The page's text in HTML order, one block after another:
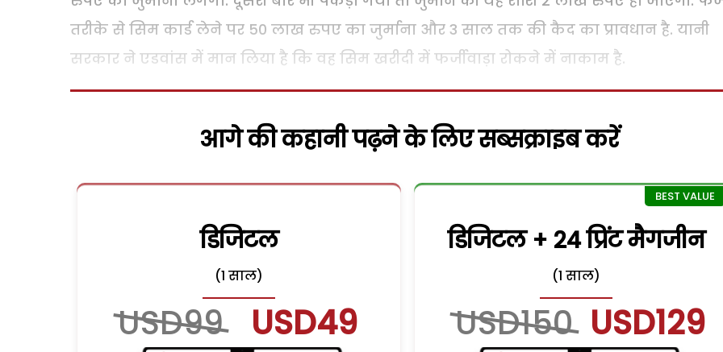
तरीके से सिम कार्ड लेने पर 50 लाख रुपए का जुर्माना और 3 साल तक की कैद का प्रावधान है. यानी
सरकार ने एडवांस में मान लिया है कि वह सिम खरीदी में फर्जीवाड़ा रोकने में नाकाम है.
आगे की कहानी पढ़ने के लिए सब्सक्राइब करें
डिजिटल
(1 साल)
USD99 USD49
डिजिटल + 24 प्रिंट मैगजीन
(1 साल)
USD150 USD129